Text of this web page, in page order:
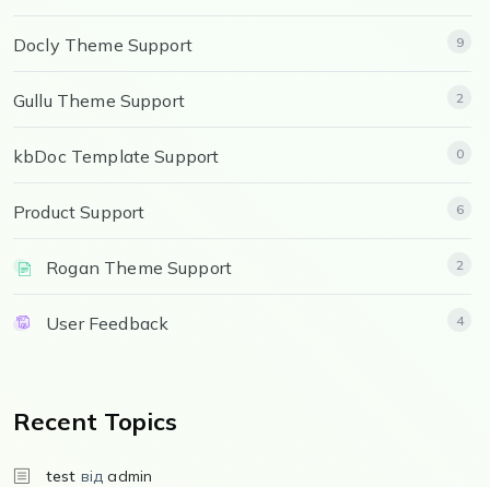
Docly Theme Support 9
Gullu Theme Support 2
kbDoc Template Support 0
Product Support 6
Rogan Theme Support 2
User Feedback 4
Recent Topics
test відadmin